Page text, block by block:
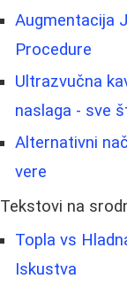
Augmentacija
Procedure
Ultrazvučna
naslaga - sve
Alternativni
vere
Tekstovi na
Topla vs
Iskustva